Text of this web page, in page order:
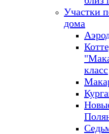
Участки
дома
класс